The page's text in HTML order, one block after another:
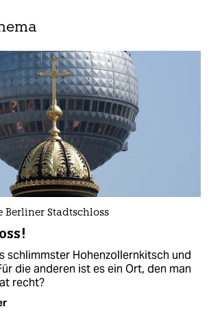
Berliner Stadtschloss
schlimmster Hohenzollernkitsch und
die anderen ist es ein Ort, den man
recht?